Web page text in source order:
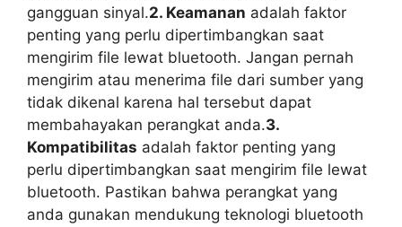
gangguan sinyal.2. Keamanan adalah faktor
penting yang perlu dipertimbangkan saat
mengirim file lewat bluetooth. Jangan pernah
mengirim atau menerima file dari sumber yang
tidak dikenal karena hal tersebut dapat
membahayakan perangkat anda.3.
Kompatibilitas adalah faktor penting yang
perlu dipertimbangkan saat mengirim file lewat
bluetooth. Pastikan bahwa perangkat yang
anda gunakan mendukung teknologi bluetooth